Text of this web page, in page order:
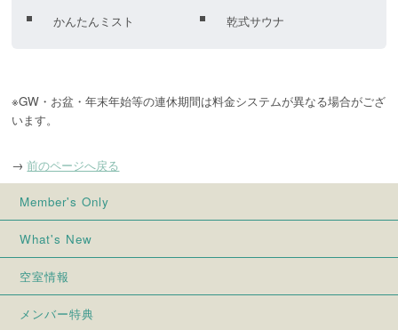
かんたんミスト
乾式サウナ
※GW・お盆・年末年始等の連休期間は料金システムが異なる場合がござ
→ 前のページへ戻る
Member's Only
What's New
空室情報
メンバー特典